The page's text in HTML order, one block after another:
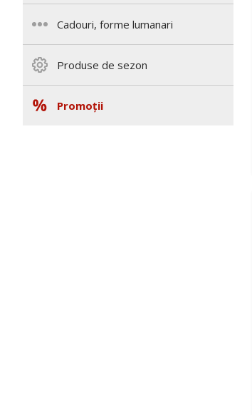
Cadouri, forme lumanari
Produse de sezon
Promoții